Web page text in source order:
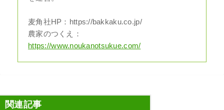
麦角社HP：https://bakkaku.co.jp/
農家のつくえ：
https://www.noukanotsukue.com/
関連記事